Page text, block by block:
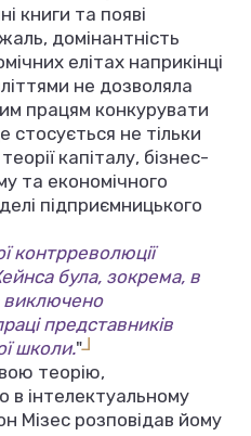
книги та появі
домінантність
елітах наприкінці
не дозволяла
працям конкурувати
стосується не тільки
капіталу, бізнес-
та економічного
підприємницького
контрреволюції
була, зокрема, в
виключено
представників
школи."L
теорію,
інтелектуальному
Мізес розповідав йому